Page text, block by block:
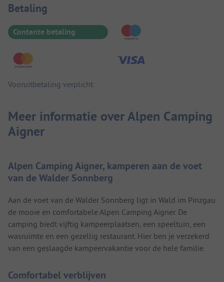
Betaalinformatie
Betaling
Contante betaling
Vooruitbetaling verplicht
Meer informatie over Alpen Camping
Aigner
Alpen Camping Aigner, kamperen aan de voet
van de Walder Sonnberg
Aan de voet van de Walder Sonnberg ligt in Wald im Pinzgau
de mooie en comfortabele Alpen Camping Aigner. De
camping biedt vijftig kampeerplaatsen, een speeltuin, een
wasruimte en een gezellig restaurant. Hier ben je verzekerd
van een geslaagde kampeervakantie voor de hele familie.
Comfortabel verblijven